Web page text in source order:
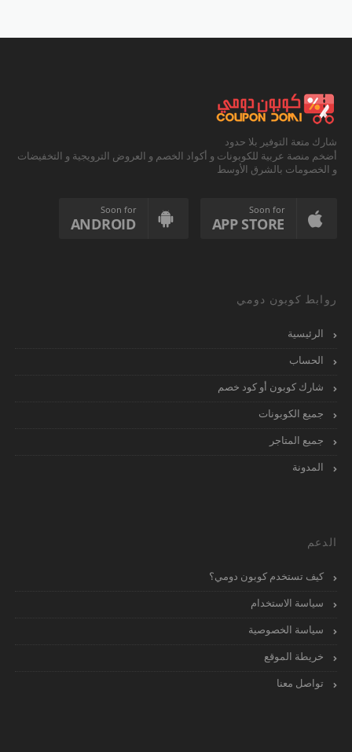
شارك متعة التوفير بلا حدود
أضخم منصة عربية للكوبونات و أكواد الخصم و العروض الترويجية و التخفيضات
و الخصومات بالشرق الأوسط
Soon for
APP STORE
Soon for
ANDROID
روابط كوبون دومي
الرئيسية
الحساب
شارك كوبون أو كود خصم
جميع الكوبونات
جميع المتاجر
المدونة
الدعم
كيف تستخدم كوبون دومي؟
سياسة الاستخدام
سياسة الخصوصية
خريطة الموقع
تواصل معنا